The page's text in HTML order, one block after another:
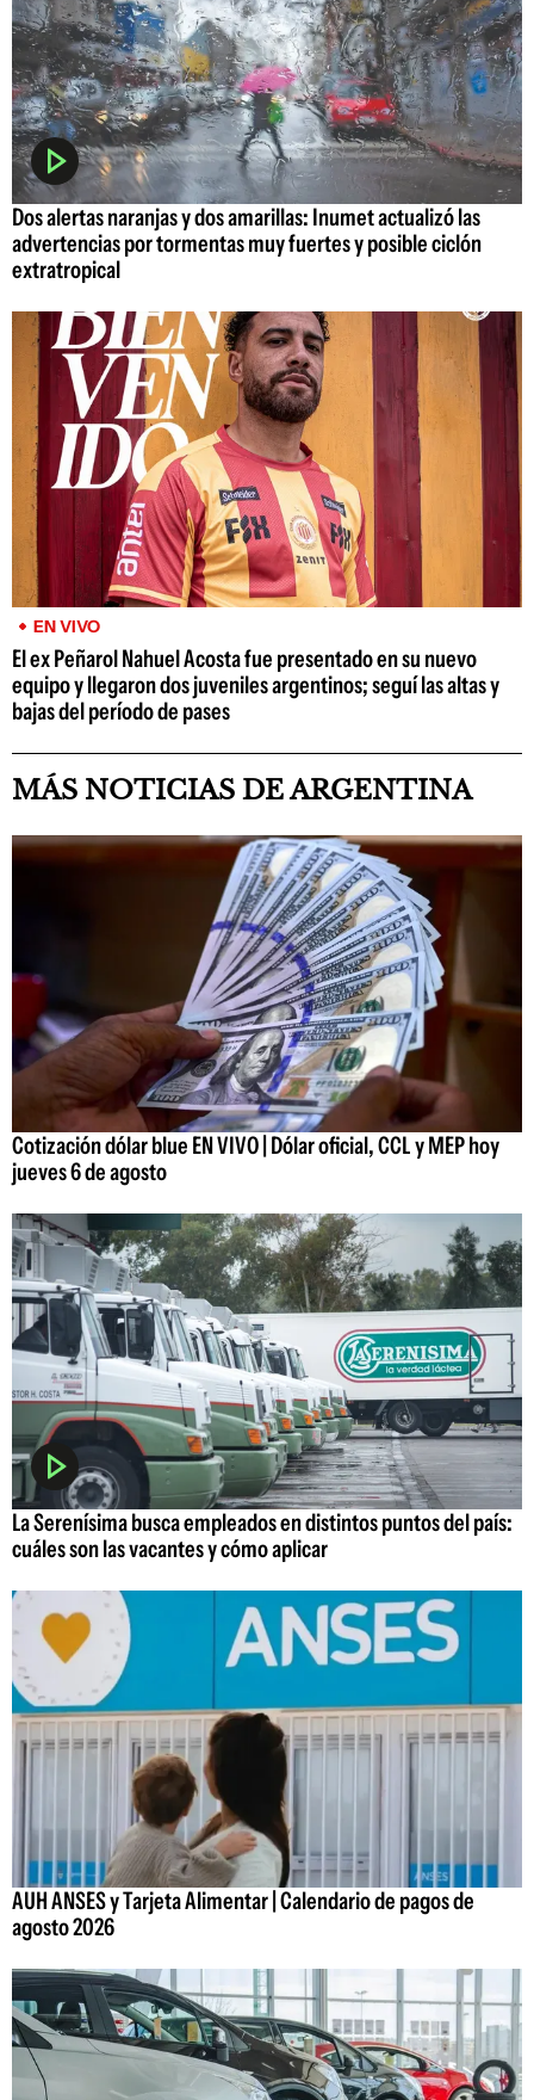
Dos alertas naranjas y dos amarillas: Inumet actualizó las
advertencias por tormentas muy fuertes y posible ciclón
extratropical
EN VIVO
El ex Peñarol Nahuel Acosta fue presentado en su nuevo
equipo y llegaron dos juveniles argentinos; seguí las altas y
bajas del período de pases
MÁS NOTICIAS DE ARGENTINA
Cotización dólar blue EN VIVO | Dólar oficial, CCL y MEP hoy
jueves 6 de agosto
La Serenísima busca empleados en distintos puntos del país:
cuáles son las vacantes y cómo aplicar
AUH ANSES y Tarjeta Alimentar | Calendario de pagos de
agosto 2026